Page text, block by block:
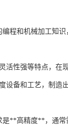
程和机械加工知识
活性强等特点，在
设备和工艺，制造
**高精度**，通常